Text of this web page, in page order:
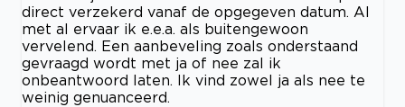
direct verzekerd vanaf de opgegeven datum. Al
met al ervaar ik e.e.a. als buitengewoon
vervelend. Een aanbeveling zoals onderstaand
gevraagd wordt met ja of nee zal ik
onbeantwoord laten. Ik vind zowel ja als nee te
weinig genuanceerd.